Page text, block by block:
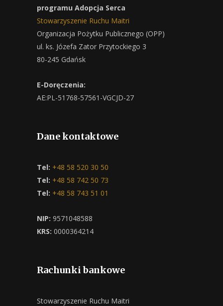
programu Adopcja Serca
Stowarzyszenie Ruchu Maitri
Organizacja Pożytku Publicznego (OPP)
ul. ks. Józefa Zator Przytockiego 3
80-245 Gdańsk
E-Doręczenia:
AE:PL-51768-57561-VGCJD-27
Dane kontaktowe
Tel: +48 58 520 30 50
Tel: +48 58 742 50 73
Tel: +48 58 743 51 01
NIP: 9571048588
KRS: 0000364214
Rachunki bankowe
Stowarzyszenie Ruchu Maitri